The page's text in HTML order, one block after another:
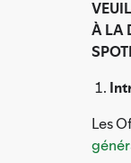
À LA
Les